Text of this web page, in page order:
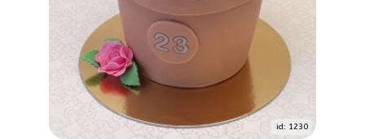
id: 1230